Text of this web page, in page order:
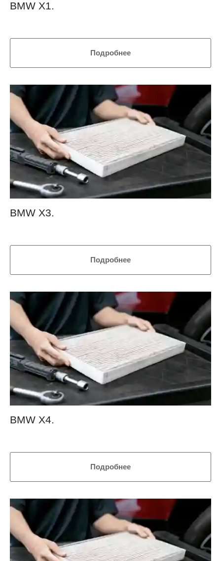
BMW Х1.
Подробнее
BMW Х3.
Подробнее
BMW Х4.
Подробнее